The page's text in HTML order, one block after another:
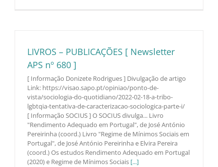
LIVROS – PUBLICAÇÕES [ Newsletter
APS nº 680 ]
[ Informação Donizete Rodrigues ] Divulgação de artigo
Link: https://visao.sapo.pt/opiniao/ponto-de-
vista/sociologia-do-quotidiano/2022-02-18-a-tribo-
lgbtqia-tentativa-de-caracterizacao-sociologica-parte-i/
[ Informação SOCIUS ] O SOCIUS divulga... Livro
"Rendimento Adequado em Portugal", de José António
Pereirinha (coord.) Livro "Regime de Mínimos Sociais em
Portugal", de José António Pereirinha e Elvira Pereira
(coord.) Os estudos Rendimento Adequado em Portugal
(2020) e Regime de Mínimos Sociais [...]